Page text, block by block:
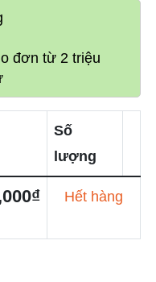
đơn từ 2 triệu
Số
lượng
Hết hàng